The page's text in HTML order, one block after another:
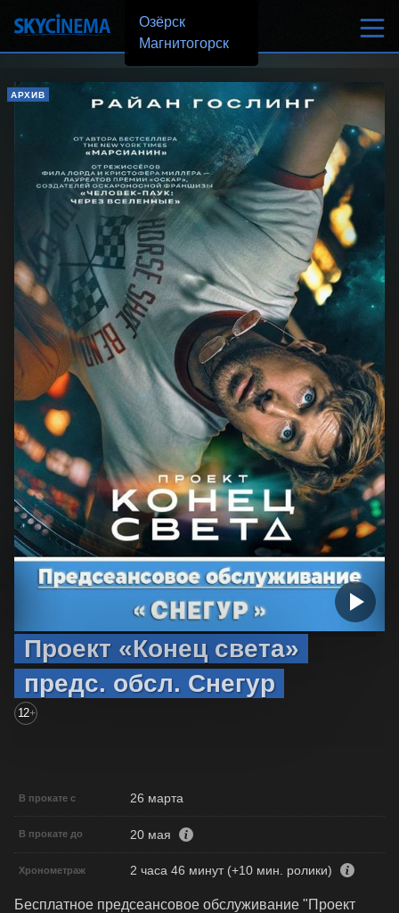
Озёрск
Магнитогорск
АРХИВ
Проект «Конец света»
предс. обсл. Снегур
12+
В прокате с 26 марта
В прокате до 20 мая
Хронометраж 2 часа 46 минут (+10 мин. ролики)
Бесплатное предсеансовое обслуживание "Проект